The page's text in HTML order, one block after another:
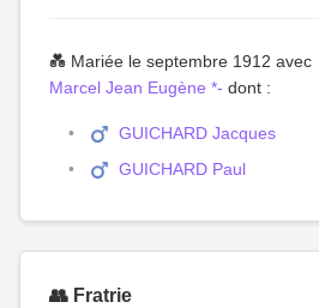
💑 Mariée le septembre 1912 avec
Marcel Jean Eugène *- dont :
GUICHARD Jacques
GUICHARD Paul
👥 Fratrie